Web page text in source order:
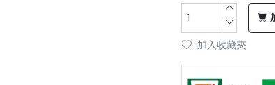
加入收藏夾